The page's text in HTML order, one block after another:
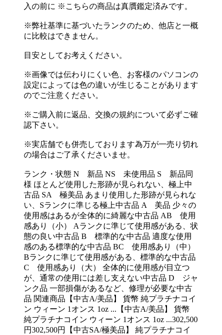
入の前に ※こちらの商品は真贋鑑定済みです。
※弊社基準に基づいたランクのため、他店と一概
に比較はできません。
目安としてお考えください。
※画像では伝わりにくい色、お客様のパソコンの
設定によっては色の違いが生じることがあります
のでご注意ください。
※ご購入前に返品、交換の規約について必ずご確
認下さい。
※実店舗でも併売しております為万が一売り切れ
の場合はご了承くださいませ。
ランク・状態 N 新品 NS 未使用品 S 新品同
様 ほとんど使用した形跡が見られない、極上中
古品 SA 極美品 あまり使用した形跡が見られな
い、Sランクに準じる極上中古品 A 美品 少々の
使用感はあるが全体的に綺麗な中古品 AB 使用
感あり（小） Aランクに準じて使用感がある、状
態の良い中古品 B 標準的な中古品 適度な使用
感のある標準的な中古品 BC 使用感あり（中）
Bランクに準じて使用感がある、標準的な中古品
C 使用感あり（大） 全体的に使用感が目立つ
が、通常の使用には差し支えない中古品 D ジャ
ンク品 一部損傷があるなど、修理が必要な中古
品 関連商品【中古A/美品】 貨幣 純プラチナコイ
ン ウィーン 1オンス 1oz ...【中古A/美品】 貨幣
純プラチナコイン ウィーン 1オンス 1oz ...302,500
円302,500円【中古SA/極美品】 純プラチナコイ